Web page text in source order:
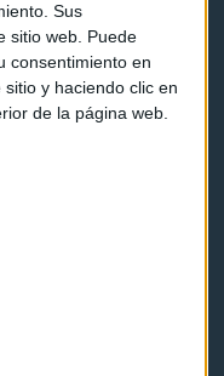
Sus
sitio web. Puede
consentimiento en
y haciendo clic en
de la página web.